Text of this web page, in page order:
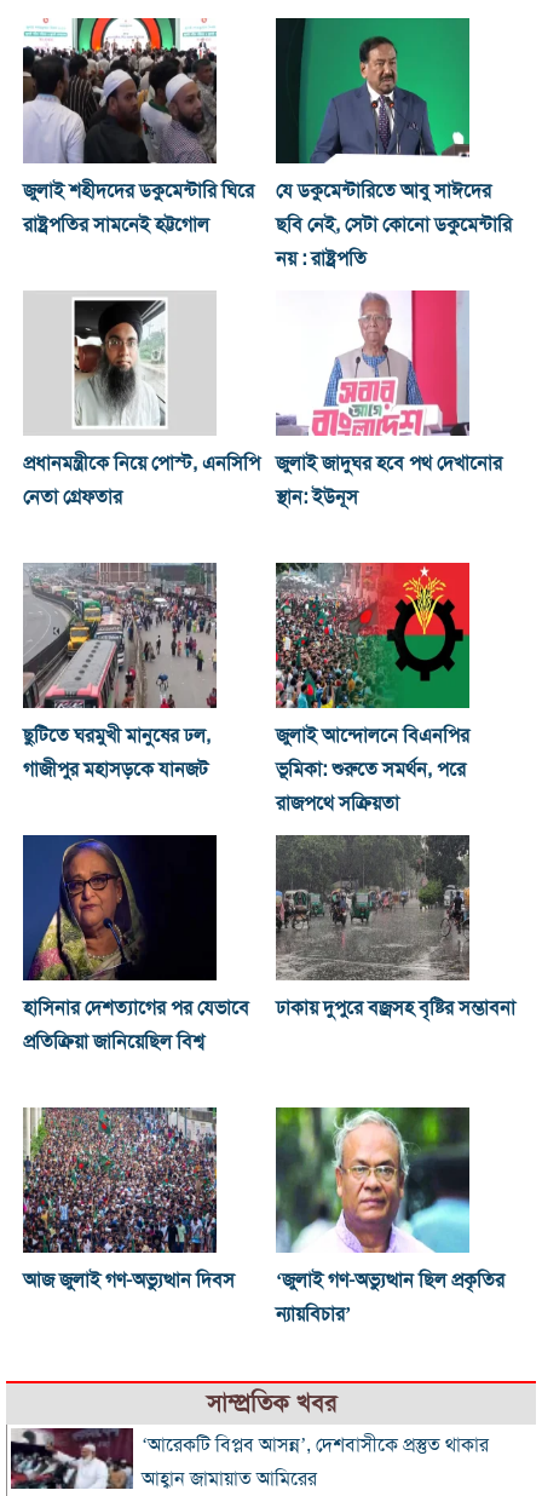
জুলাই শহীদদের ডকুমেন্টারি ঘিরে
রাষ্ট্রপতির সামনেই হট্টগোল
যে ডকুমেন্টারিতে আবু সাঈদের
ছবি নেই, সেটা কোনো ডকুমেন্টারি
নয় : রাষ্ট্রপতি
প্রধানমন্ত্রীকে নিয়ে পোস্ট, এনসিপি
নেতা গ্রেফতার
জুলাই জাদুঘর হবে পথ দেখানোর
স্থান: ইউনূস
ছুটিতে ঘরমুখী মানুষের ঢল,
গাজীপুর মহাসড়কে যানজট
জুলাই আন্দোলনে বিএনপির
ভূমিকা: শুরুতে সমর্থন, পরে
রাজপথে সক্রিয়তা
হাসিনার দেশত্যাগের পর যেভাবে
প্রতিক্রিয়া জানিয়েছিল বিশ্ব
ঢাকায় দুপুরে বজ্রসহ বৃষ্টির সম্ভাবনা
আজ জুলাই গণ-অভ্যুত্থান দিবস
‘জুলাই গণ-অভ্যুত্থান ছিল প্রকৃতির
ন্যায়বিচার’
সাম্প্রতিক খবর
‘আরেকটি বিপ্লব আসন্ন’, দেশবাসীকে প্রস্তুত থাকার
আহ্বান জামায়াত আমিরের